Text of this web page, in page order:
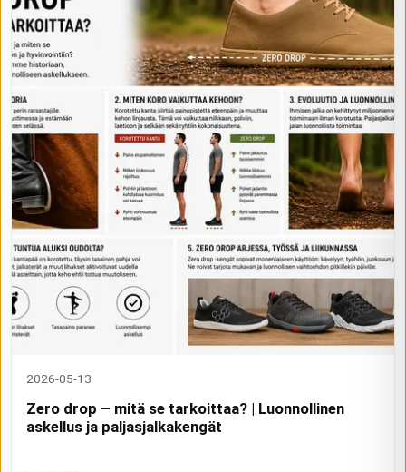
2026-05-13
Zero drop – mitä se tarkoittaa? | Luonnollinen
askellus ja paljasjalkakengät